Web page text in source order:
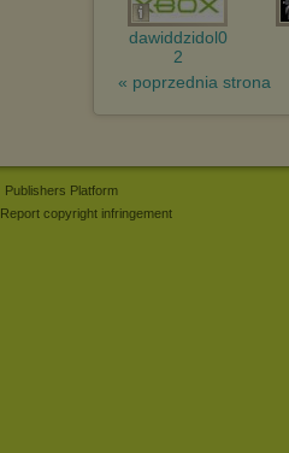
dawiddzidol0
2
« poprzednia strona
Publishers Platform
Report copyright infringement